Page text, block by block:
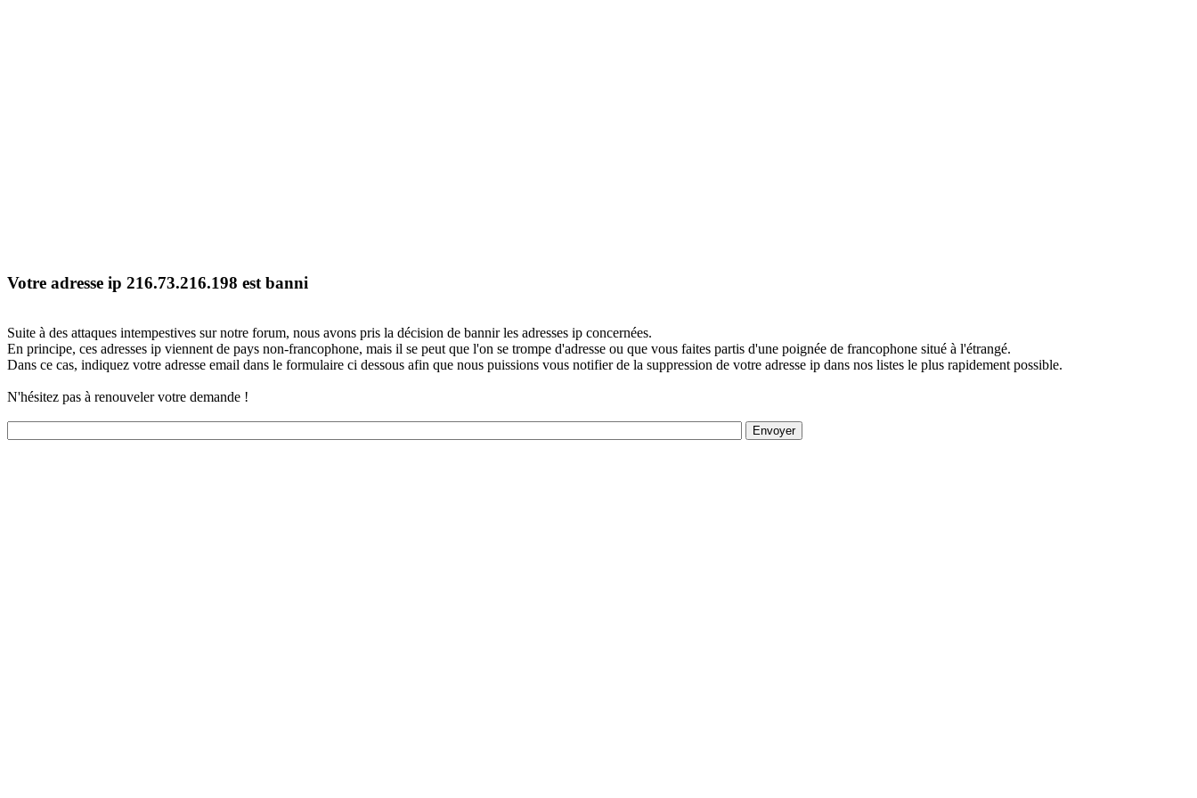
Votre adresse ip 216.73.216.198 est banni
Suite à des attaques intempestives sur notre forum, nous avons pris la décision de bannir les adresses ip concernées.
En principe, ces adresses ip viennent de pays non-francophone, mais il se peut que l'on se trompe d'adresse ou que vous faites partis d'une poignée de francophone situé à l'étrangé.
Dans ce cas, indiquez votre adresse email dans le formulaire ci dessous afin que nous puissions vous notifier de la suppression de votre adresse ip dans nos listes le plus rapidement possible.
N'hésitez pas à renouveler votre demande !